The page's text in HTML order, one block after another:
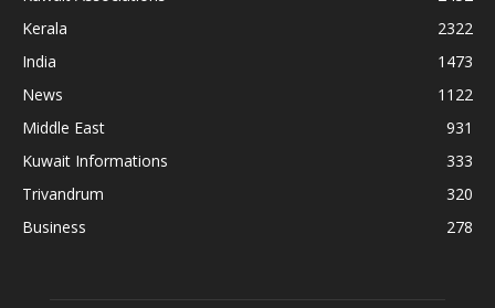
Kerala
2322
India
1473
News
1122
Middle East
931
Kuwait Informations
333
Trivandrum
320
Business
278